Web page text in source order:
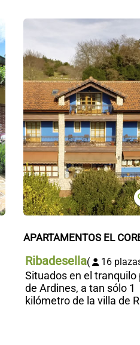
Apartamentos
Rincón de San
Martín
APARTAMENTOS EL
Ribadesella( 16
Situados en el tranquilo
de Ardines, a tan sólo 1
kilómetro de la villa de